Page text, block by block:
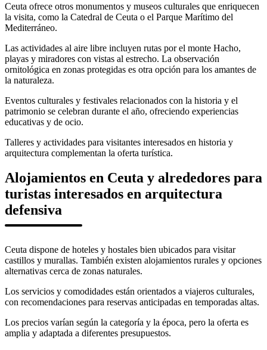
Ceuta ofrece otros monumentos y museos culturales que enriquecen
la visita, como la Catedral de Ceuta o el Parque Marítimo del
Mediterráneo.
Las actividades al aire libre incluyen rutas por el monte Hacho,
playas y miradores con vistas al estrecho. La observación
ornitológica en zonas protegidas es otra opción para los amantes de
la naturaleza.
Eventos culturales y festivales relacionados con la historia y el
patrimonio se celebran durante el año, ofreciendo experiencias
educativas y de ocio.
Talleres y actividades para visitantes interesados en historia y
arquitectura complementan la oferta turística.
Alojamientos en Ceuta y alrededores para
turistas interesados en arquitectura
defensiva
Ceuta dispone de hoteles y hostales bien ubicados para visitar
castillos y murallas. También existen alojamientos rurales y opciones
alternativas cerca de zonas naturales.
Los servicios y comodidades están orientados a viajeros culturales,
con recomendaciones para reservas anticipadas en temporadas altas.
Los precios varían según la categoría y la época, pero la oferta es
amplia y adaptada a diferentes presupuestos.